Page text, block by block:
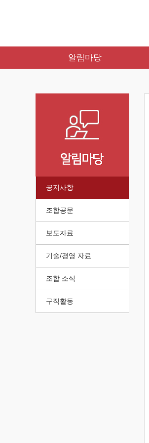
알림마당
공지사항
조합공문
보도자료
기술/경영 자료
조합 소식
구직활동